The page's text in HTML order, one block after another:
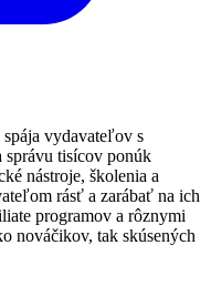
vydavateľov s
správu tisícov ponúk
nástroje, školenia a
rásť a zarábať na ich
programov a rôznymi
nováčikov, tak skúsených